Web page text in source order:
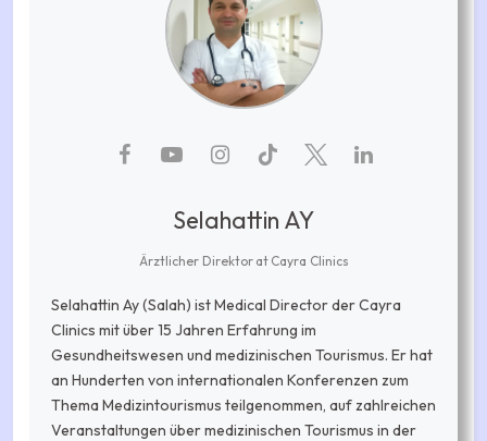
Selahattin AY
Ärztlicher Direktor at Cayra Clinics
Selahattin Ay (Salah) ist Medical Director der Cayra
Clinics mit über 15 Jahren Erfahrung im
Gesundheitswesen und medizinischen Tourismus. Er hat
an Hunderten von internationalen Konferenzen zum
Thema Medizintourismus teilgenommen, auf zahlreichen
Veranstaltungen über medizinischen Tourismus in der